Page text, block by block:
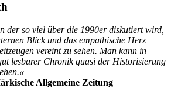
der so viel über die 1990er diskutiert wird,
Blick und das empathische Herz
vereint zu sehen. Man kann in
lesbarer Chronik quasi der Historisierung
«
Allgemeine Zeitung